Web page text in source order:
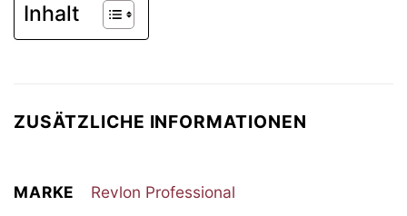
Inhalt
ZUSÄTZLICHE INFORMATIONEN
MARKE Revlon Professional